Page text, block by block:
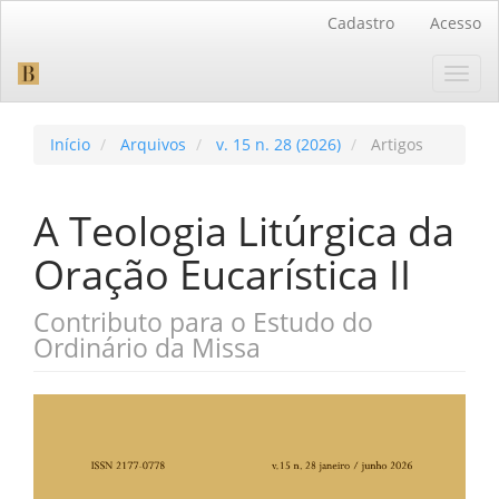
Barra
Cadastro Acesso
Início Arquivos v. 15 n. 28 (2026) Artigos
A Teologia Litúrgica da
Oração Eucarística II
Contributo para o Estudo do
Ordinário da Missa